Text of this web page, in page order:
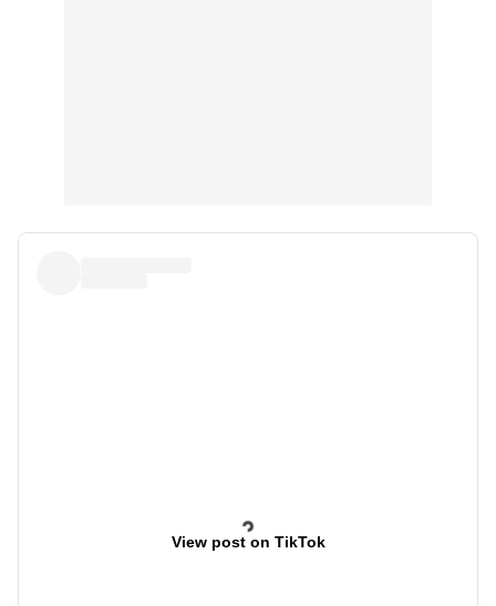
View post on TikTok